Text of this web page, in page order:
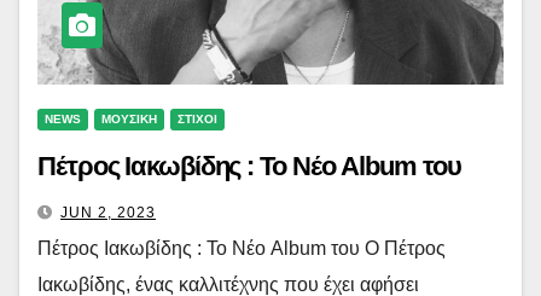
NEWS ΜΟΥΣΙΚΗ ΣΤΙΧΟΙ
Πέτρος Ιακωβίδης : Το Νέο Album του
JUN 2, 2023
Πέτρος Ιακωβίδης : Το Νέο Album του Ο Πέτρος
Ιακωβίδης, ένας καλλιτέχνης που έχει αφήσει